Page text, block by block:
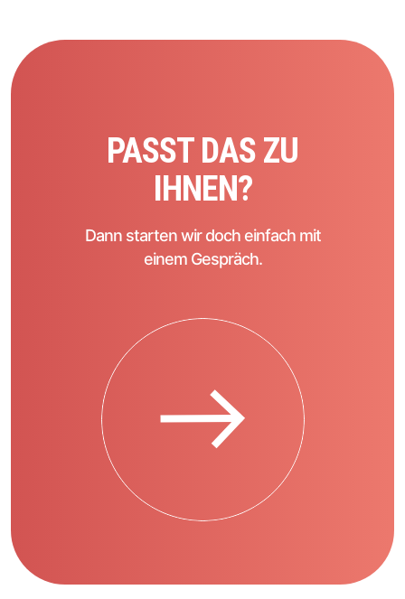
PASST DAS ZU
IHNEN?
Dann starten wir doch einfach mit
einem Gespräch.